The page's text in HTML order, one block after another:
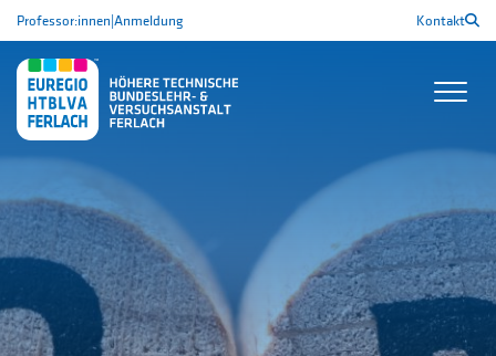
Professor:innen|Anmeldung Kontakt